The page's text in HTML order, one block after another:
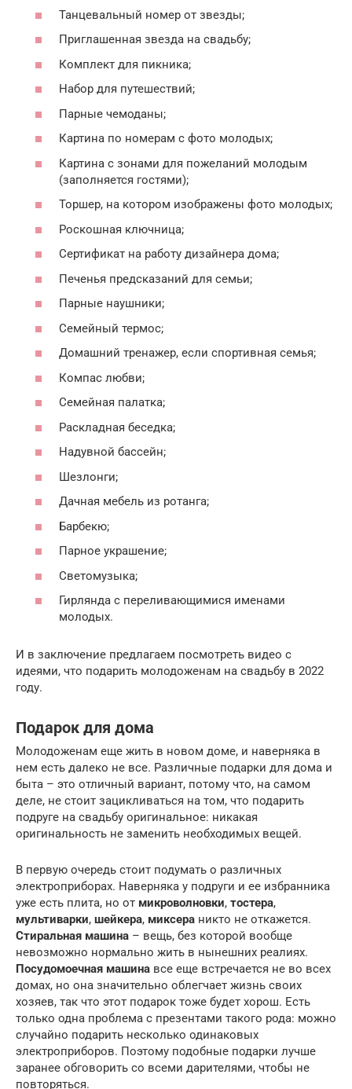
Танцевальный номер от звезды;
Приглашенная звезда на свадьбу;
Комплект для пикника;
Набор для путешествий;
Парные чемоданы;
Картина по номерам с фото молодых;
Картина с зонами для пожеланий молодым
(заполняется гостями);
Торшер, на котором изображены фото молодых;
Роскошная ключница;
Сертификат на работу дизайнера дома;
Печенья предсказаний для семьи;
Парные наушники;
Семейный термос;
Домашний тренажер, если спортивная семья;
Компас любви;
Семейная палатка;
Раскладная беседка;
Надувной бассейн;
Шезлонги;
Дачная мебель из ротанга;
Барбекю;
Парное украшение;
Светомузыка;
Гирлянда с переливающимися именами
молодых.
И в заключение предлагаем посмотреть видео с
идеями, что подарить молодоженам на свадьбу в 2022
году.
Подарок для дома
Молодоженам еще жить в новом доме, и наверняка в
нем есть далеко не все. Различные подарки для дома и
быта – это отличный вариант, потому что, на самом
деле, не стоит зацикливаться на том, что подарить
подруге на свадьбу оригинальное: никакая
оригинальность не заменить необходимых вещей.
В первую очередь стоит подумать о различных
электроприборах. Наверняка у подруги и ее избранника
уже есть плита, но от микроволновки, тостера,
мультиварки, шейкера, миксера никто не откажется.
Стиральная машина – вещь, без которой вообще
невозможно нормально жить в нынешних реалиях.
Посудомоечная машина все еще встречается не во всех
домах, но она значительно облегчает жизнь своих
хозяев, так что этот подарок тоже будет хорош. Есть
только одна проблема с презентами такого рода: можно
случайно подарить несколько одинаковых
электроприборов. Поэтому подобные подарки лучше
заранее обговорить со всеми дарителями, чтобы не
повторяться.